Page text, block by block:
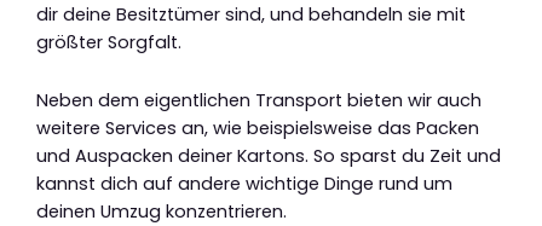
dir deine Besitztümer sind, und behandeln sie mit
größter Sorgfalt.
Neben dem eigentlichen Transport bieten wir auch
weitere Services an, wie beispielsweise das Packen
und Auspacken deiner Kartons. So sparst du Zeit und
kannst dich auf andere wichtige Dinge rund um
deinen Umzug konzentrieren.